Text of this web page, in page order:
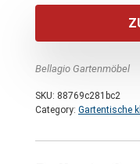
Bellagio Gartenmöbel
SKU: 88769c281bc2
Category: Gartentische